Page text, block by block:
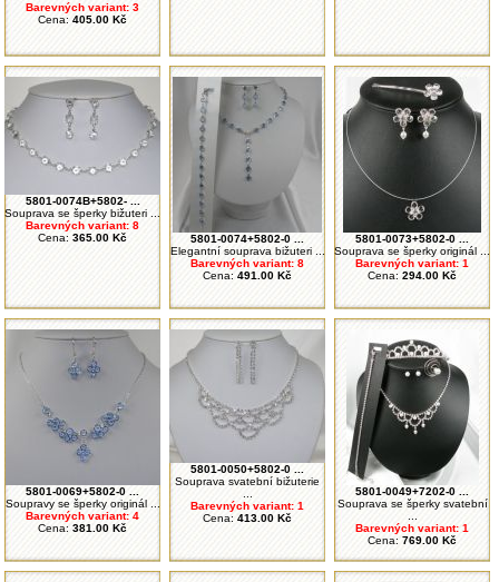
Barevných variant: 3
Cena: 405.00 Kč
5801-0074B+5802- ...
Souprava se šperky bižuteri ...
Barevných variant: 8
Cena: 365.00 Kč
5801-0074+5802-0 ...
Elegantní souprava bižuteri ...
Barevných variant: 8
Cena: 491.00 Kč
5801-0073+5802-0 ...
Souprava se šperky originál ...
Barevných variant: 1
Cena: 294.00 Kč
5801-0069+5802-0 ...
Soupravy se šperky originál ...
Barevných variant: 4
Cena: 381.00 Kč
5801-0050+5802-0 ...
Souprava svatební bižuterie
Barevných variant: 1
Cena: 413.00 Kč
5801-0049+7202-0 ...
Souprava se šperky svatební
Barevných variant: 1
Cena: 769.00 Kč